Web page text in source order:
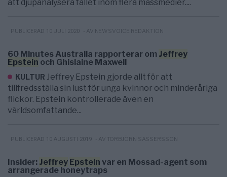
att djupanalysera fallet inom flera massmedier....
PUBLICERAD 10 JULI 2020 - AV NEWSVOICE REDAKTION
60 Minutes Australia rapporterar om Jeffrey
Epstein och Ghislaine Maxwell
KULTUR Jeffrey Epstein gjorde allt för att
tillfredsställa sin lust för unga kvinnor och minderåriga
flickor. Epstein kontrollerade även en
världsomfattande...
PUBLICERAD 10 AUGUSTI 2019 - AV TORBJÖRN SASSERSSON
Insider: Jeffrey Epstein var en Mossad-agent som
arrangerade honeytraps